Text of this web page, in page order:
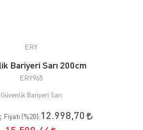
ERY
Bariyeri Sarı 200cm
ERY965
Güvenlik Bariyeri Sarı
Fiyatı (%20):12.998,70